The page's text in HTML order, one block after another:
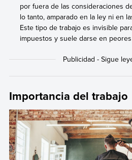
por fuera de las consideraciones
lo tanto, amparado en la ley ni en
Este tipo de trabajo es invisible
impuestos y suele darse en
Importancia del trabajo